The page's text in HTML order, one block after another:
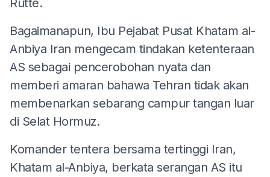
Rutte.
Bagaimanapun, Ibu Pejabat Pusat Khatam al-
Anbiya Iran mengecam tindakan ketenteraan
AS sebagai pencerobohan nyata dan
memberi amaran bahawa Tehran tidak akan
membenarkan sebarang campur tangan luar
di Selat Hormuz.
Komander tentera bersama tertinggi Iran,
Khatam al-Anbiya, berkata serangan AS itu